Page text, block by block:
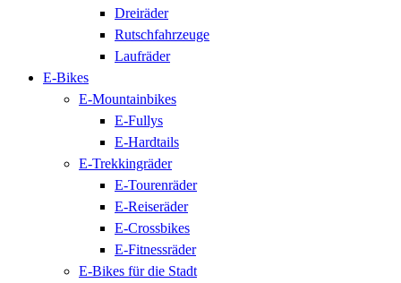
Dreiräder
Rutschfahrzeuge
Laufräder
E-Bikes
E-Mountainbikes
E-Fullys
E-Hardtails
E-Trekkingräder
E-Tourenräder
E-Reiseräder
E-Crossbikes
E-Fitnessräder
E-Bikes für die Stadt